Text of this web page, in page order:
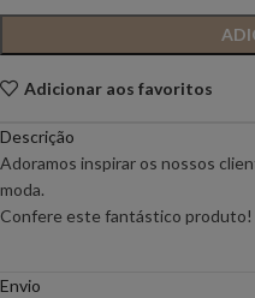
Adicionar aos favoritos
Descrição
Adoramos inspirar os nossos
moda.
Confere este fantástico produto!
Envio